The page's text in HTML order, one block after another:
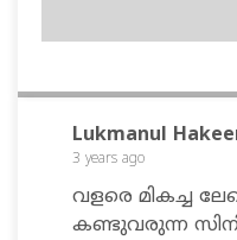
Lukmanul
3 years ago
വളരെ മികച്ച
കണ്ടുവരുന്ന